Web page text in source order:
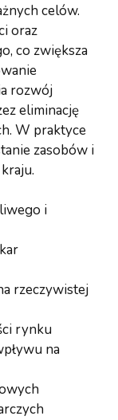
celów.
oraz
co zwiększa
rozwój
eliminację
W praktyce
zasobów i
i
rzeczywistej
rynku
na